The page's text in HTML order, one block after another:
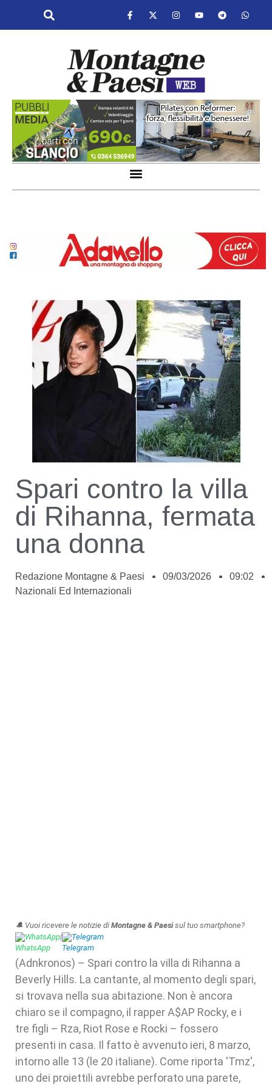
Spari contro la villa
di Rihanna, fermata
una donna
Redazione Montagne & Paesi 09/03/2026
09:02
Nazionali Ed Internazionali
🔔 Vuoi ricevere le notizie di Montagne & Paesisul tuo smartphone?
WhatsApp| Telegram
(Adnkronos) – Spari contro la villa di Rihanna a
Beverly Hills. La cantante, al momento degli spari,
si trovava nella sua abitazione. Non è ancora
chiaro se il compagno, il rapper A$AP Rocky, e i
tre figli – Rza, Riot Rose e Rocki – fossero
presenti in casa. Il fatto è avvenuto ieri, 8 marzo,
intorno alle 13 (le 20 italiane). Come riporta 'Tmz',
uno dei proiettili avrebbe perforato una parete,